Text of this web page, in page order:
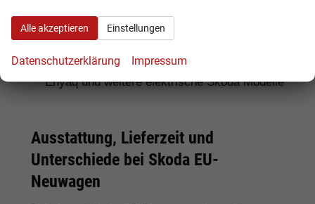
Für SUV-Fans:Skoda Kamiq, Karoq, Kodiaq
und Enyaq
Für Elektroauto-Interessenten:
Enyaq und weitere elektrische Skoda Modelle
Ausstattung, Lieferzeit und
Unterschiede bei Skoda EU-
Neuwagen
Alle akzeptieren Einstellungen
Datenschutzerklärung Impressum